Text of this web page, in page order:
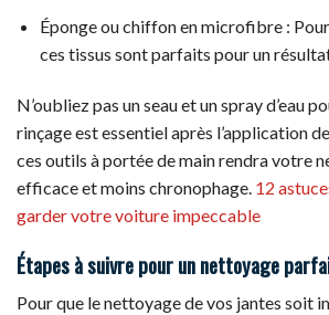
Éponge ou chiffon en microfibre :
ces tissus sont parfaits pour un
N’oubliez pas un seau et un spray d’eau
rinçage est essentiel après l’application
ces outils à portée de main rendra votre
efficace et moins chronophage. 12
garder votre voiture impeccable
Étapes à suivre pour un nettoyage
Pour que le nettoyage de vos jantes soit